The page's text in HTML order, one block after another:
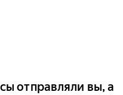
отправляли вы, а